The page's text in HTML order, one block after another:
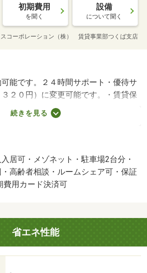
初期費用
を聞く
設備
について聞く
コーポレーション（株） 賃貸事業部つくば支店
能です。２４時間サポート・優待サ
２０円）に変更可能です。・賃貸保
託料：総賃料の５０％～７０％／月
．０％～３．０％／年間委託料：０
態：巡回・他交通手段：そえや整骨
有・所属階：１～２階/鍵費用 16500
円/２４時間サポート優待サービ
続きを見る
居可・メゾネット・駐車場2台分・
高齢者相談・ルームシェア可・保証
費用カード決済可
省エネ性能